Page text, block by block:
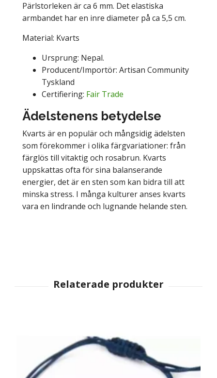
Pärlstorleken är ca 6 mm. Det elastiska
armbandet har en inre diameter på ca 5,5 cm.
Material: Kvarts
Ursprung: Nepal.
Producent/Importör: Artisan Community
Tyskland
Certifiering: Fair Trade
Ädelstenens betydelse
Kvarts är en populär och mångsidig ädelsten
som förekommer i olika färgvariationer: från
färglös till vitaktig och rosabrun. Kvarts
uppskattas ofta för sina balanserande
energier, det är en sten som kan bidra till att
minska stress. I många kulturer anses kvarts
vara en lindrande och lugnande helande sten.